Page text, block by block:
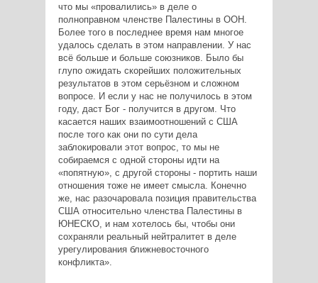
что мы «провалились» в деле о
полноправном членстве Палестины в ООН.
Более того в последнее время нам многое
удалось сделать в этом направлении. У нас
всё больше и больше союзников. Было бы
глупо ожидать скорейших положительных
результатов в этом серьёзном и сложном
вопросе. И если у нас не получилось в этом
году, даст Бог - получится в другом. Что
касается наших взаимоотношений с США
после того как они по сути дела
заблокировали этот вопрос, то мы не
собираемся с одной стороны идти на
«попятную», с другой стороны - портить наши
отношения тоже не имеет смысла. Конечно
же, нас разочаровала позиция правительства
США относительно членства Палестины в
ЮНЕСКО, и нам хотелось бы, чтобы они
сохраняли реальный нейтралитет в деле
урегулирования ближневосточного
конфликта».